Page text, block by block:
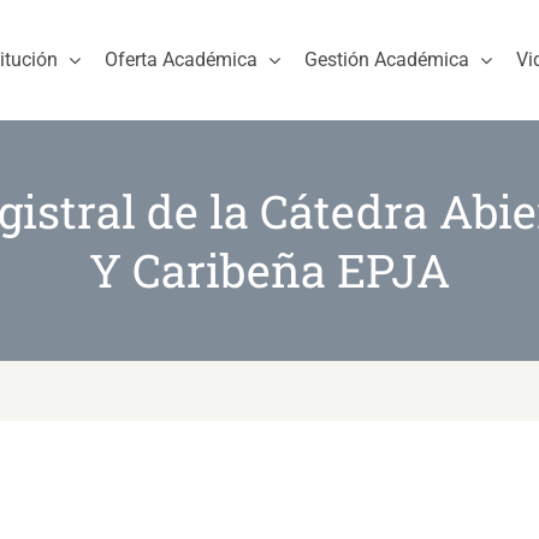
Oferta Académica Gestión Académica
de la Cátedra
Y Caribeña EPJA